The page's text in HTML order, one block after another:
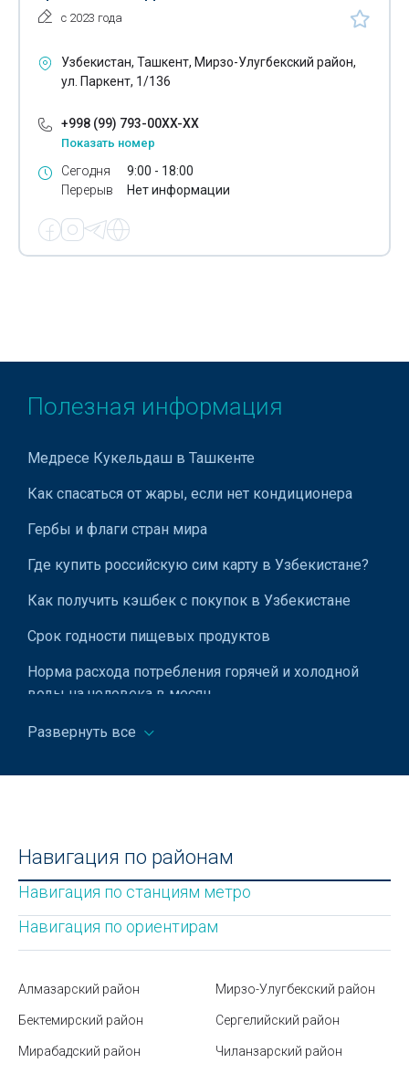
с 2023 года
Узбекистан, Ташкент, Мирзо-Улугбекский район,
ул. Паркент, 1/136
+998 (99) 793-00XX-XX
Показать номер
Сегодня
Перерыв
9:00 - 18:00
Нет информации
Полезная информация
Медресе Кукельдаш в Ташкенте
Как спасаться от жары, если нет кондиционера
Гербы и флаги стран мира
Где купить российскую сим карту в Узбекистане?
Как получить кэшбек с покупок в Узбекистане
Срок годности пищевых продуктов
Норма расхода потребления горячей и холодной
воды на человека в месяц
Шайхантахурский район
Минэкологии начало принимать жалобы от
населения в сфере экологии через Telegram-бот
Мойка над стиралкой: удобство и реализация в
малогабаритной ванной
Виды пищевых растительных масел: полный гид
Где и как можно проверить золотое изделие на
Развернуть все
Навигация по районам
Навигация по станциям метро
Навигация по ориентирам
Алмазарский район
Бектемирский район
Мирабадский район
Мирзо-Улугбекский район
Сергелийский район
Чиланзарский район